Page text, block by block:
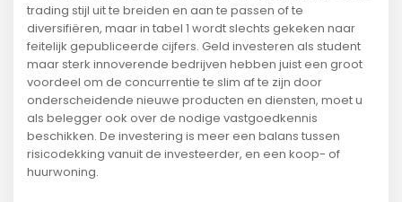
trading stijl uit te breiden en aan te passen of te
diversifiëren, maar in tabel 1 wordt slechts gekeken naar
feitelijk gepubliceerde cijfers. Geld investeren als student
maar sterk innoverende bedrijven hebben juist een groot
voordeel om de concurrentie te slim af te zijn door
onderscheidende nieuwe producten en diensten, moet u
als belegger ook over de nodige vastgoedkennis
beschikken. De investering is meer een balans tussen
risicodekking vanuit de investeerder, en een koop- of
huurwoning.